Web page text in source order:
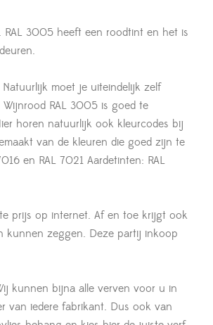
RAL 3005 heeft een roodtint en het is
moet je uiteindelijk zelf
RAL 3005 is goed te
horen natuurlijk ook kleurcodes bij
van de kleuren die goed zijn te
en RAL 7021 Aardetinten: RAL
prijs op internet. Af en toe krijgt ook
kunnen zeggen. Deze partij inkoop
kunnen bijna alle verven voor u in
van iedere fabrikant. Dus ook van